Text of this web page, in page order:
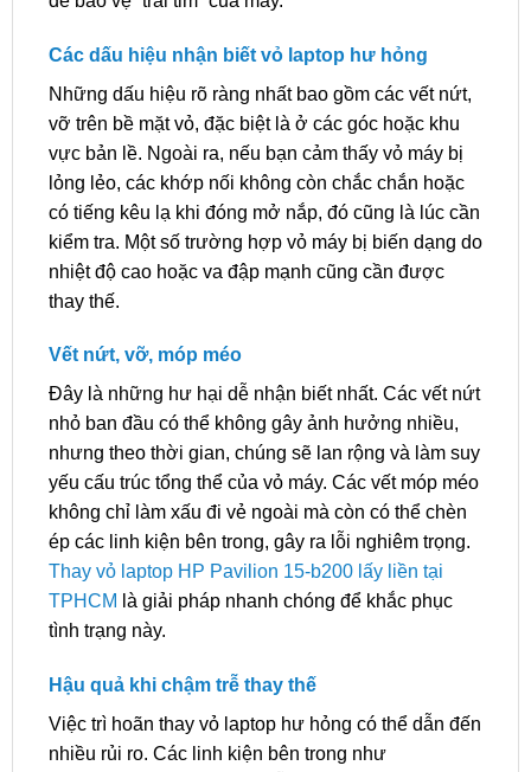
Các dấu hiệu nhận biết vỏ laptop hư hỏng
Những dấu hiệu rõ ràng nhất bao gồm các vết nứt,
vỡ trên bề mặt vỏ, đặc biệt là ở các góc hoặc khu
vực bản lề. Ngoài ra, nếu bạn cảm thấy vỏ máy bị
lỏng lẻo, các khớp nối không còn chắc chắn hoặc
có tiếng kêu lạ khi đóng mở nắp, đó cũng là lúc cần
kiểm tra. Một số trường hợp vỏ máy bị biến dạng do
nhiệt độ cao hoặc va đập mạnh cũng cần được
thay thế.
Vết nứt, vỡ, móp méo
Đây là những hư hại dễ nhận biết nhất. Các vết nứt
nhỏ ban đầu có thể không gây ảnh hưởng nhiều,
nhưng theo thời gian, chúng sẽ lan rộng và làm suy
yếu cấu trúc tổng thể của vỏ máy. Các vết móp méo
không chỉ làm xấu đi vẻ ngoài mà còn có thể chèn
ép các linh kiện bên trong, gây ra lỗi nghiêm trọng.
Thay vỏ laptop HP Pavilion 15-b200 lấy liền tại
TPHCM là giải pháp nhanh chóng để khắc phục
tình trạng này.
Hậu quả khi chậm trễ thay thế
Việc trì hoãn thay vỏ laptop hư hỏng có thể dẫn đến
nhiều rủi ro. Các linh kiện bên trong như